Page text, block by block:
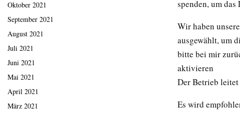
spenden, um
Wir haben
ausgewählt, um
bitte bei mir
aktivieren
Der Betrieb leitet
Es wird
Oktober 2021
September 2021
August 2021
Juli 2021
Juni 2021
Mai 2021
April 2021
März 2021